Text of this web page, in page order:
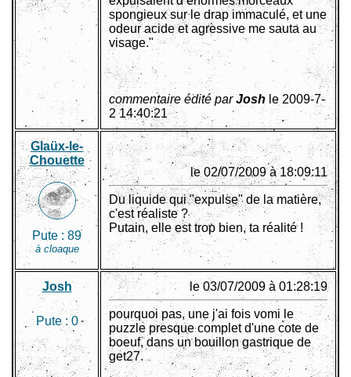
spongieux sur le drap immaculé, et une
odeur acide et agressive me sauta au
visage."
commentaire édité parJosh le 2009-7-
2 14:40:21
Glaüx-le-
Chouette
Pute : 89
à cloaque
le 02/07/2009 à 18:09:11
Du liquide qui "expulse" de la matière,
c'est réaliste ?
Putain, elle est trop bien, ta réalité !
Josh
Pute : 0
le 03/07/2009 à 01:28:19
pourquoi pas, une j'ai fois vomi le
puzzle presque complet d'une cote de
boeuf, dans un bouillon gastrique de
get27.